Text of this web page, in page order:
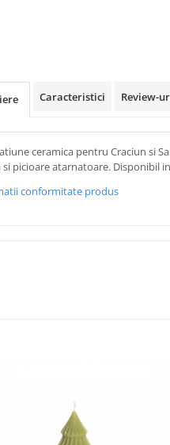
Caracteristici Review-
ceramica pentru Craciun si
picioare atarnatoare. Disponibil
conformitate produs